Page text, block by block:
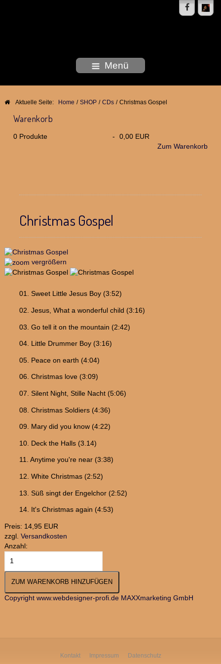
Menü
Aktuelle Seite: Home / SHOP / CDs / Christmas Gospel
Warenkorb
0Produkte -
0,00 EUR
Zum Warenkorb
Christmas Gospel
vergrößern
01. Sweet Little Jesus Boy (3:52)
02. Jesus, What a wonderful child (3:16)
03. Go tell it on the mountain (2:42)
04. Little Drummer Boy (3:16)
05. Peace on earth (4:04)
06. Christmas love (3:09)
07. Silent Night, Stille Nacht (5:06)
08. Christmas Soldiers (4:36)
09. Mary did you know (4:22)
10. Deck the Halls (3.14)
11. Anytime you're near (3:38)
12. White Christmas (2:52)
13. Süß singt der Engelchor (2:52)
14. It's Christmas again (4:53)
Preis: 14,95 EUR
zzgl. Versandkosten
Anzahl:
Copyright www.webdesigner-profi.de MAXXmarketing GmbH
Kontakt Impressum Datenschutz